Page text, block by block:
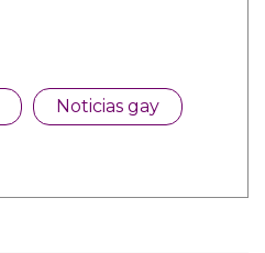
Noticias gay